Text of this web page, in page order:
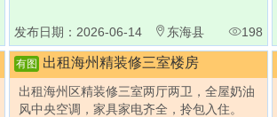
发布日期：2026-06-14 东海县 198
有图 出租海州精装修三室楼房
出租海州区精装修三室两厅两卫，全屋奶油
风中央空调，家具家电齐全，拎包入住。